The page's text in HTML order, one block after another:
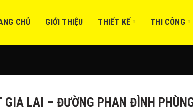
CHỦ GIỚI THIỆU THIẾT KẾ THI CÔNG
LAI – ĐƯỜNG PHAN ĐÌNH